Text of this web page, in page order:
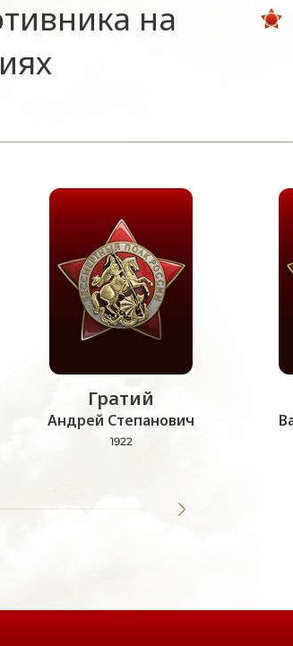
на
Гратий
Андрей Степанович
1922